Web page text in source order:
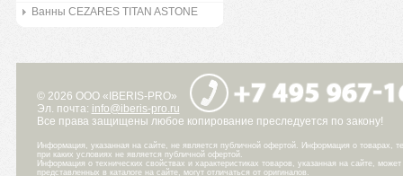
Ванны CEZARES TITAN ASTONE
© 2026 ООО «IBERIS-PRO»
Эл. почта: info@iberis-pro.ru
Все права защищены любое копирование преследуется по закону!
Информация, указанная на сайте, не является публичной офертой. Информация о товарах,
при каких условиях не является публичной офертой.
Информация о технических свойствах и характеристиках товаров, указанная на сайте,
представленных в каталоге на сайте, могут отличаться от оригиналов.